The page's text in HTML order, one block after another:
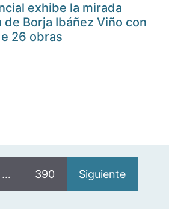
exhibe la mirada
Borja Ibáñez Viño con
26 obras
… 390 Siguiente